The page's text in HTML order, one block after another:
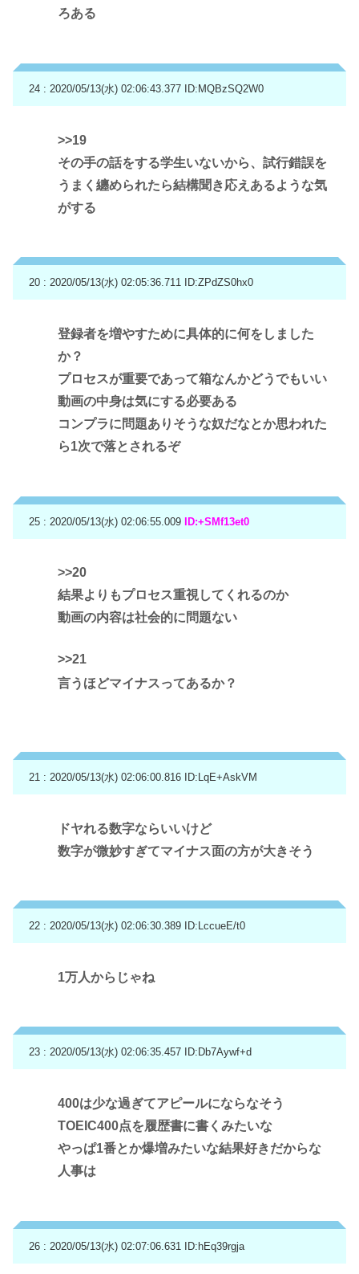
ろある
24 : 2020/05/13(水) 02:06:43.377 ID:MQBzSQ2W0
>>19
その手の話をする学生いないから、試行錯誤を
うまく纏められたら結構聞き応えあるような気
がする
20 : 2020/05/13(水) 02:05:36.711 ID:ZPdZS0hx0
登録者を増やすために具体的に何をしました
か？
プロセスが重要であって箱なんかどうでもいい
動画の中身は気にする必要ある
コンプラに問題ありそうな奴だなとか思われた
ら1次で落とされるぞ
25 : 2020/05/13(水) 02:06:55.009 ID:+SMf13et0
>>20
結果よりもプロセス重視してくれるのか
動画の内容は社会的に問題ない
>>21
言うほどマイナスってあるか？
21 : 2020/05/13(水) 02:06:00.816 ID:LqE+AskVM
ドヤれる数字ならいいけど
数字が微妙すぎてマイナス面の方が大きそう
22 : 2020/05/13(水) 02:06:30.389 ID:LccueE/t0
1万人からじゃね
23 : 2020/05/13(水) 02:06:35.457 ID:Db7Aywf+d
400は少な過ぎてアピールにならなそう
TOEIC400点を履歴書に書くみたいな
やっぱ1番とか爆増みたいな結果好きだからな
人事は
26 : 2020/05/13(水) 02:07:06.631 ID:hEq39rgja